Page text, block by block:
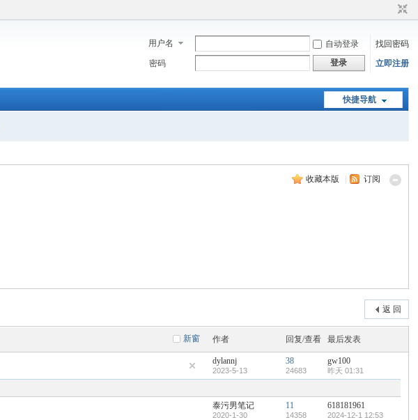
用户名 自动登录
找回密码
密码
登录 立即注册
快捷导航
收藏本版 订阅
返 回
新窗 作者 回复/查看 最后发表
dylannj
2023-5-13
38
24683
gw100
昨天 01:31
泰污男笔记
2020-1-30
11
14358
618181961
2024-12-1 12:53